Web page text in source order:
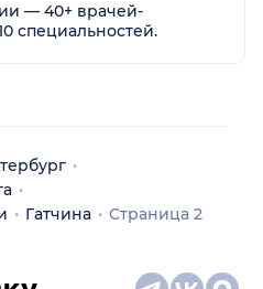
— 40+ врачей-
специальностей.
Гатчина Страница 2